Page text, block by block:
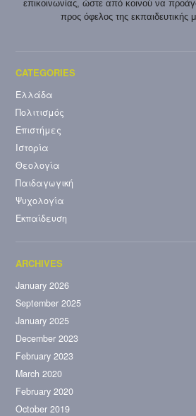
επικοινωνίας, ώστε από κοινού να
προς όφελος της εκπαιδευτικής
Ελλάδα
Πολιτισμός
Επιστήμες
Ιστορία
Θεολογία
Παιδαγωγική
Ψυχολογία
Εκπαίδευση
January 2026
September 2025
January 2025
December 2023
February 2023
March 2020
February 2020
October 2019